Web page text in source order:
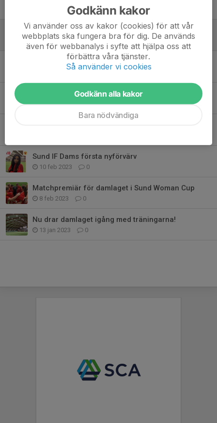
Tidigare nyheter
Flodbergs IP målas om & piffas upp
16 jun 2024 0
Träningsmatch 14 april!
1 apr 2024 0
Sund IFs andra nyförvärv 2023
4 mar 2023 0
Sund IF Dams första nyförvärv
10 feb 2023 0
Matchpremiär för damlaget i Sund Woman Cup
8 feb 2023 0
Nu drar damlaget igång med träningarna!
13 jan 2023 0
Godkänn kakor
Vi använder oss av kakor (cookies) för att vår
webbplats ska fungera bra för dig. De används
även för webbanalys i syfte att hjälpa oss att
förbättra våra tjänster.
Så använder vi cookies
Godkänn alla kakor
Bara nödvändiga